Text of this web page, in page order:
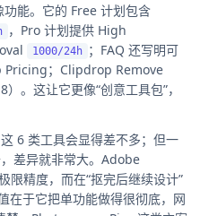
能。它的 Free 计划包含
，Pro 计划提供 High
1000/24h ；FAQ 还写明可
Pricing；Clipdrop Remove
。这让它更像“创意工具包”，
6 类工具会显得差不多；但一
差异就非常大。Adobe
限精度，而在“抠完后继续设计”
在于它把单功能做得很彻底，网